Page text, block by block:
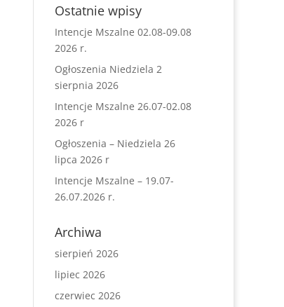
Ostatnie wpisy
Intencje Mszalne 02.08-09.08
2026 r.
Ogłoszenia Niedziela 2
sierpnia 2026
Intencje Mszalne 26.07-02.08
2026 r
Ogłoszenia – Niedziela 26
lipca 2026 r
Intencje Mszalne – 19.07-
26.07.2026 r.
Archiwa
sierpień 2026
lipiec 2026
czerwiec 2026